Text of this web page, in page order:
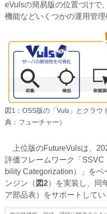
eVulsの簡易版の位置づけで
機能などいくつかの運用管
図1：OSS版の「Vuls」とクラ
典：フューチャー）
上位版のFutureVulsは、
評価フレームワーク「
bility Categorization）」を
ンジン（ 図2）を実装し、同
ア部品表）をサポートしてい